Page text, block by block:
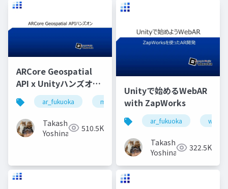
ARCore Geospatial
API x Unityハンズオン
by AR Fukuoka
ar_fukuoka madewithunity arcore
Takashi
Yoshinaga 510.5K
Unityで始めるWebAR
with ZapWorks
ar_fukuoka webar
Takashi
Yoshinaga 322.5K